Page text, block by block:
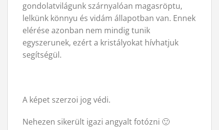
gondolatvilágunk szárnyalóan magasröptu,
lelkünk könnyu és vidám állapotban van. Ennek
elérése azonban nem mindig tunik
egyszerunek, ezért a kristályokat hívhatjuk
segítségül.
A képet szerzoi jog védi.
Nehezen sikerült igazi angyalt fotózni 🙂